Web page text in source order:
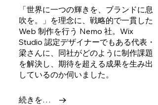
「世界に一つの輝きを、ブランドに息
吹を。」を理念に、戦略的で一貫した
Web 制作を行う Nemo 社。Wix
Studio 認定デザイナーでもある代表・
梁さんに、同社がどのように制作課題
を解決し、期待を超える成果を生み出
しているのか伺いました。
続きを読む